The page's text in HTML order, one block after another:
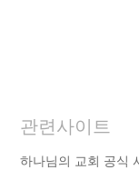
관련사이트
하나님의 교회 공식